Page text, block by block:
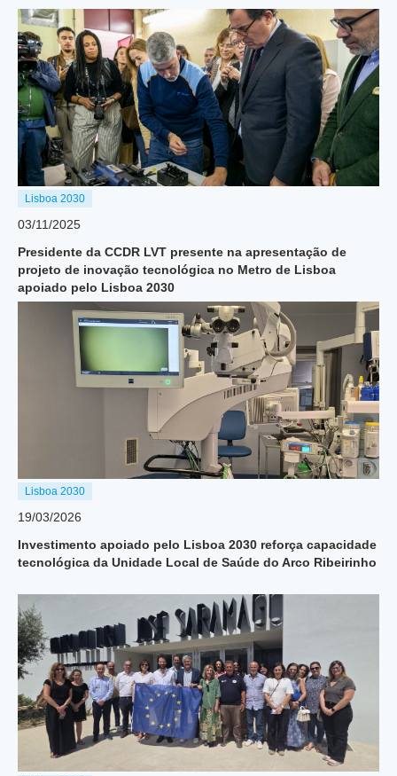
Lisboa 2030
03/11/2025
Presidente da CCDR LVT presente na apresentação de
projeto de inovação tecnológica no Metro de Lisboa
apoiado pelo Lisboa 2030
Lisboa 2030
19/03/2026
Investimento apoiado pelo Lisboa 2030 reforça capacidade
tecnológica da Unidade Local de Saúde do Arco Ribeirinho